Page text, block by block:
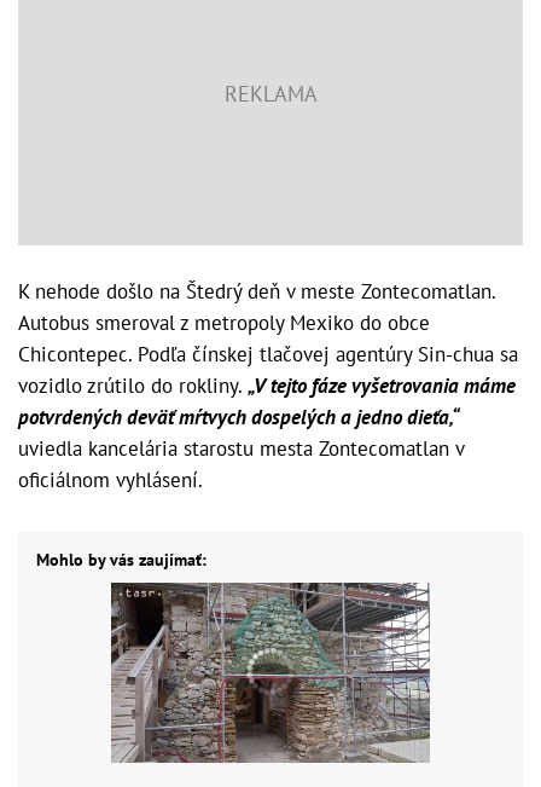
K nehode došlo na Štedrý deň v meste Zontecomatlan.
Autobus smeroval z metropoly Mexiko do obce
Chicontepec. Podľa čínskej tlačovej agentúry Sin-chua sa
vozidlo zrútilo do rokliny. „V tejto fáze vyšetrovania máme
potvrdených deväť mŕtvych dospelých a jedno dieťa,“
uviedla kancelária starostu mesta Zontecomatlan v
oficiálnom vyhlásení.
Mohlo by vás zaujímať: